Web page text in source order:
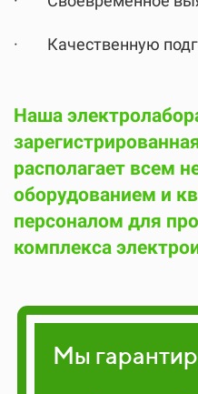
· Качественную
Наша
располагает всем
оборудованием и
персоналом для
комплекса
Мы